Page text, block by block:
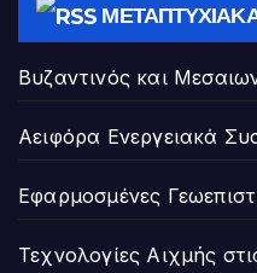
Βυζαντινός και
Αειφόρα Ενεργειακά
Εφαρμοσμένες
Τεχνολογίες Αιχμής